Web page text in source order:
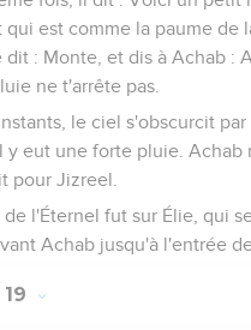
qui est comme la paume de
dit : Monte, et dis à Achab :
ne t'arrête pas.
le ciel s'obscurcit
y eut une forte pluie. Achab
pour Jizreel.
de l'Éternel fut sur Élie, qui
Achab jusqu'à l'entrée
19